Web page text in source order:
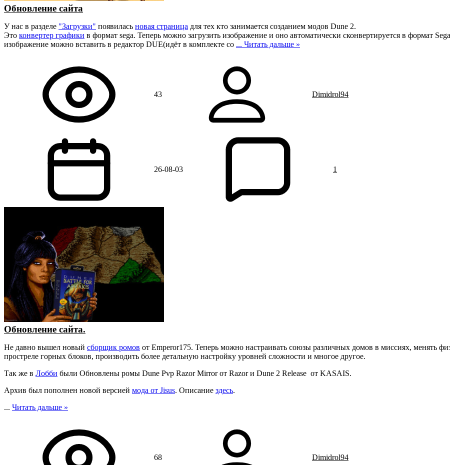
Обновление сайта
У нас в разделе "Загрузки" появилась новая страница для тех кто занимается созданием модов Dune 2.
Это конвертер графики в формат sega. Теперь можно загрузить изображение и оно автоматически сконвертируется в формат
изображение можно вставить в редактор DUE(идёт в комплекте со ... Читать дальше »
43 Dimidrol94
26-08-03 1
Обновление сайта.
Не давно вышел новый сборщик ромов от Emperor175. Теперь можно настраивать союзы различных домов в миссиях, менять
простреле горных блоков, производить более детальную настройку уровней сложности и многое другое.
Так же в Лобби были Обновлены ромы Dune Pvp Razor Mirror от Razor и Dune 2 Release от KASAIS.
Архив был пополнен новой версией мода от Jisus. Описание здесь.
... Читать дальше »
68 Dimidrol94